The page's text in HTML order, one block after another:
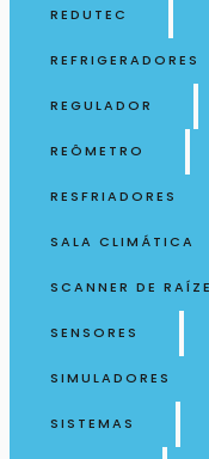
REDUTEC
REFRIGERADORES
REGULADOR
REÔMETRO
RESFRIADORES
SALA CLIMÁTICA
SCANNER DE
SENSORES
SIMULADORES
SISTEMAS